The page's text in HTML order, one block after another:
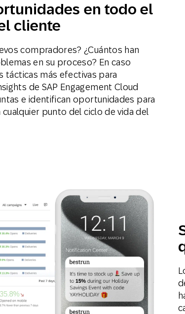
en todo el
cliente
compradores? ¿Cuántos han
en su proceso? En caso
tácticas más efectivas para
de SAP Engagement Cloud
e identifican oportunidades para
punto del ciclo de vida del